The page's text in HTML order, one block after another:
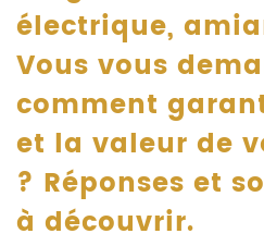
électrique,
Vous vous
comment
et la valeur de
? Réponses et
à découvrir.